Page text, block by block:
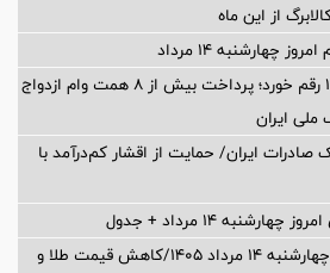
از این ماه
چهارشنبه ۱۴ مرداد
در چهار ماه نخست ۱۴۰۵ رقم خورد؛ پرداخت بیش از ۸ همت وام ازدواج
ایران
بانک صادرات ایران/ حمایت از اقشار کم‌درآمد با
۱۴ مرداد + جدول
قیمت طلا و سکه امروز چهارشنبه ۱۴ مرداد ۱۴۰۵/کاهش قیمت طلا و